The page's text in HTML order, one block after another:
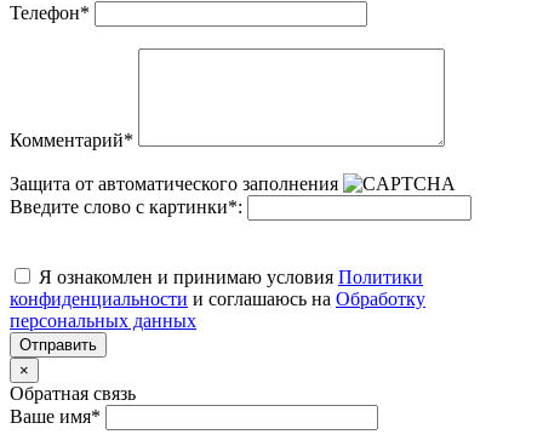
Телефон*
Комментарий*
Защита от автоматического заполнения
Введите слово с картинки*:
Я ознакомлен и принимаю условия Политики
конфиденциальности и соглашаюсь на Обработку
персональных данных
Отправить
×
Обратная связь
Ваше имя*